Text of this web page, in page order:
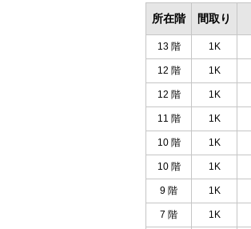
所在階 間取り
13 階 1K
12 階 1K
12 階 1K
11 階 1K
10 階 1K
10 階 1K
9 階 1K
7 階 1K